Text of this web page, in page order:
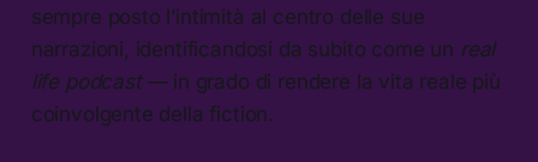
sempre posto l’intimità al centro delle sue
narrazioni, identificandosi da subito come un real
life podcast— in grado di rendere la vita reale più
coinvolgente della fiction.